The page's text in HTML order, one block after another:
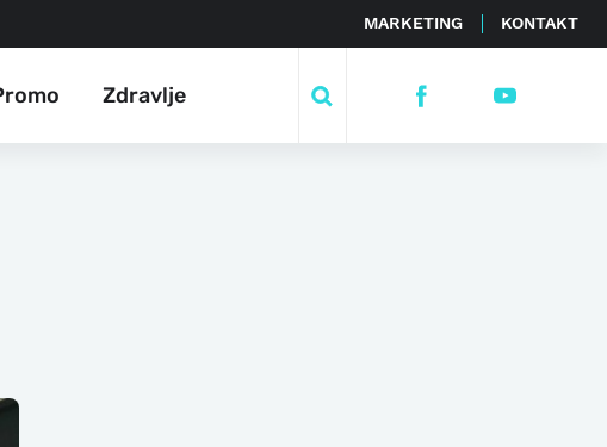
MARKETING KONTAKT
Zdravlje